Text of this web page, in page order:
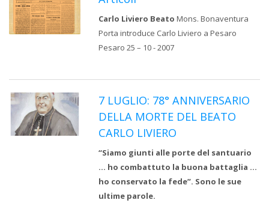
Carlo Liviero Beato Mons. Bonaventura
Porta introduce Carlo Liviero a Pesaro
Pesaro 25 – 10 - 2007
7 LUGLIO: 78° ANNIVERSARIO
DELLA MORTE DEL BEATO
CARLO LIVIERO
“Siamo giunti alle porte del santuario
… ho combattuto la buona battaglia …
ho conservato la fede”. Sono le sue
ultime parole.